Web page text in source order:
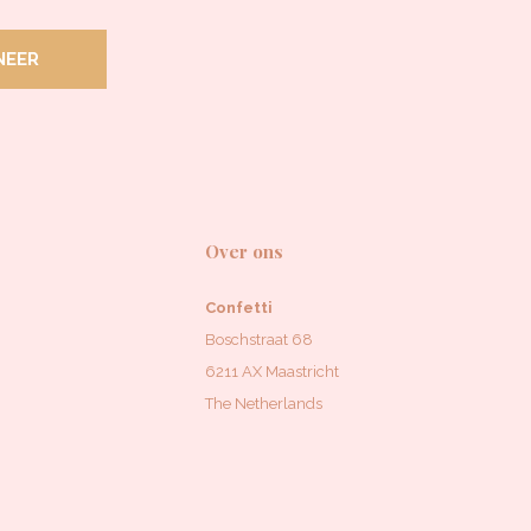
Over ons
Confetti
Boschstraat 68
6211 AX Maastricht
The Netherlands